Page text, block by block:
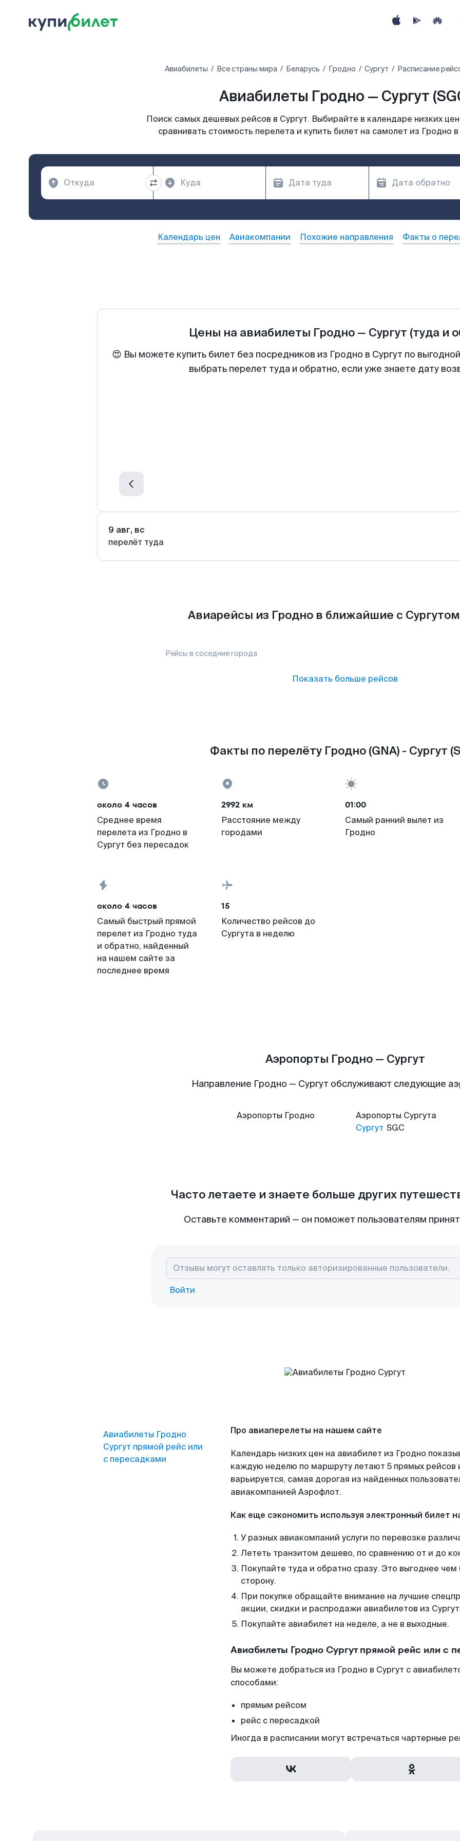
Авиабилеты Все страны мира Беларусь Гродно Сургут Расписание
Авиабилеты Гродно — Сургут
Поиск самых дешевых рейсов в Сургут. Выбирайте в календаре низких
сравнивать стоимость перелета и купить билет на самолет из Гродно
Календарь цен Авиакомпании Похожие направления Факты о
Цены на авиабилеты Гродно— Сургут (туда и
😍 Вы можете купить билет без посредников из Гродно в Сургут по
выбрать перелет туда и обратно, если уже знаете дату
9 авг, вс
перелёт туда
Авиарейсы из Гродно в ближайшие с
Рейсы в соседние города
Показать больше рейсов
Факты по перелёту Гродно (GNA) - Сургут
около 4 часов
Среднее время
перелета из Гродно в
Сургут без пересадок
2992 км
Расстояние между
городами
01:00
Самый ранний вылет из
Гродно
около 4 часов
Самый быстрый прямой
перелет из Гродно туда
и обратно, найденный
на нашем сайте за
последнее время
15
Количество рейсов до
Сургута в неделю
Аэропорты Гродно — Сургут
Направление Гродно — Сургут обслуживают следующие
Аэропорты Гродно Аэропорты Сургута
Сургут SGC
Часто летаете и знаете больше других
Оставьте комментарий — он поможет пользователям
Войти
Авиабилеты Гродно
Сургут прямой рейс или
с пересадками
Про авиаперелеты на нашем сайте
Календарь низких цен на авиабилет из Гродно
каждую неделю по маршруту летают 5 прямых рейсов
варьируется, самая дорогая из найденных
авиакомпанией Аэрофлот.
Как еще сэкономить используя электронный билет
У разных авиакомпаний услуги по перевозке
Лететь транзитом дешево, по сравнению от и до
Покупайте туда и обратно сразу. Это выгоднее чем
сторону.
При покупке обращайте внимание на лучшие
акции, скидки и распродажи авиабилетов из
Покупайте авиабилет на неделе, а не в выходные.
Авиабилеты Гродно Сургут прямой рейс или с
Вы можете добраться из Гродно в Сургут с
способами:
прямым рейсом
рейс с пересадкой
Иногда в расписании могут встречаться чартерные